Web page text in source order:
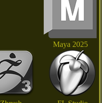
Maya 2025